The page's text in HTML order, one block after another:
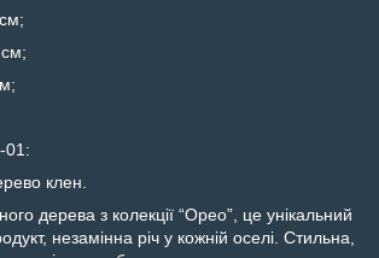
01:
клен.
дерева з колекції “Орео”, це унікальний
незамінна річ у кожній оселі. Стильна,